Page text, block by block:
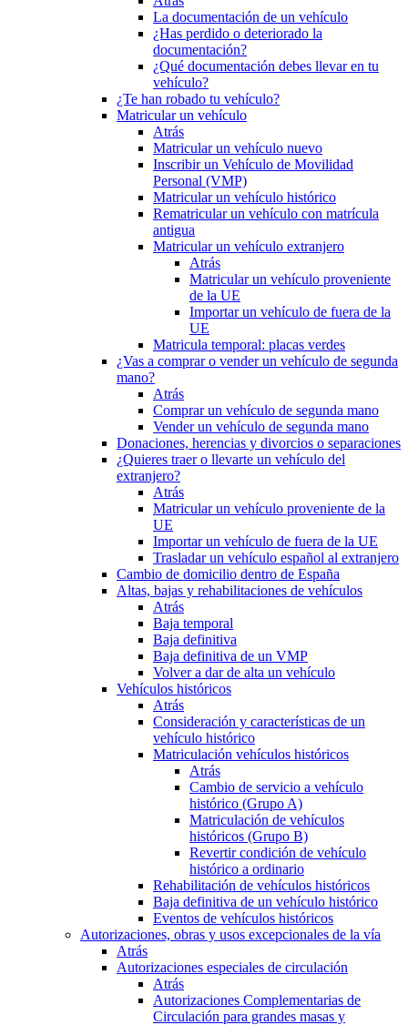
La documentación de un vehículo
¿Has perdido o deteriorado la
documentación?
¿Qué documentación debes llevar en tu
vehículo?
¿Te han robado tu vehículo?
Matricular un vehículo
Atrás
Matricular un vehículo nuevo
Inscribir un Vehículo de Movilidad
Personal (VMP)
Matricular un vehículo histórico
Rematricular un vehículo con matrícula
antigua
Matricular un vehículo extranjero
Atrás
Matricular un vehículo proveniente
de la UE
Importar un vehículo de fuera de la
UE
Matricula temporal: placas verdes
¿Vas a comprar o vender un vehículo de segunda
mano?
Atrás
Comprar un vehículo de segunda mano
Vender un vehículo de segunda mano
Donaciones, herencias y divorcios o separaciones
¿Quieres traer o llevarte un vehículo del
extranjero?
Atrás
Matricular un vehículo proveniente de la
UE
Importar un vehículo de fuera de la UE
Trasladar un vehículo español al extranjero
Cambio de domicilio dentro de España
Altas, bajas y rehabilitaciones de vehículos
Atrás
Baja temporal
Baja definitiva
Baja definitiva de un VMP
Volver a dar de alta un vehículo
Vehículos históricos
Atrás
Consideración y características de un
vehículo histórico
Matriculación vehículos históricos
Atrás
Cambio de servicio a vehículo
histórico (Grupo A)
Matriculación de vehículos
históricos (Grupo B)
Revertir condición de vehículo
histórico a ordinario
Rehabilitación de vehículos históricos
Baja definitiva de un vehículo histórico
Eventos de vehículos históricos
Autorizaciones, obras y usos excepcionales de la vía
Atrás
Autorizaciones especiales de circulación
Atrás
Autorizaciones Complementarias de
Circulación para grandes masas y